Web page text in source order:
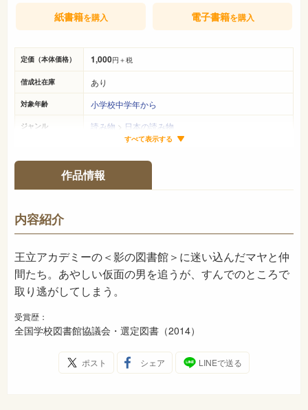
定価（本体価格） 1,000円＋税
偕成社在庫 あり
対象年齢 小学校中学年から
ジャンル 読み物 > 日本の読み物
166ページ
ISBN 978-4-03-647020-4
NDC
発売日 2013年12月
すべて表示する
紙書籍を購入 電子書籍を購入
作品情報
内容紹介
王立アカデミーの＜影の図書館＞に迷い込んだマヤと仲
間たち。あやしい仮面の男を追うが、すんでのところで
取り逃がしてしまう。
受賞歴：
全国学校図書館協議会・選定図書（2014）
ポスト シェア LINEで送る